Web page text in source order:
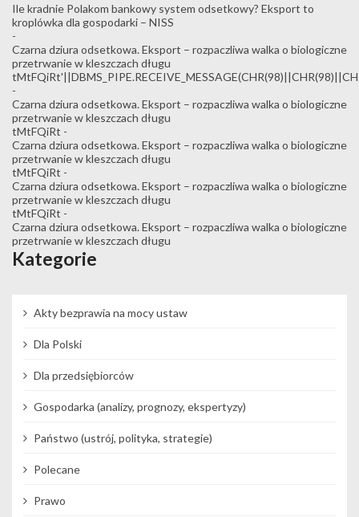
Ile kradnie Polakom bankowy system odsetkowy? Eksport to
kroplówka dla gospodarki – NISS
-
Czarna dziura odsetkowa. Eksport – rozpaczliwa walka o biologiczne
przetrwanie w kleszczach długu
-
Czarna dziura odsetkowa. Eksport – rozpaczliwa walka o biologiczne
przetrwanie w kleszczach długu
tMtFQiRt -
Czarna dziura odsetkowa. Eksport – rozpaczliwa walka o biologiczne
przetrwanie w kleszczach długu
tMtFQiRt -
Czarna dziura odsetkowa. Eksport – rozpaczliwa walka o biologiczne
przetrwanie w kleszczach długu
tMtFQiRt -
Czarna dziura odsetkowa. Eksport – rozpaczliwa walka o biologiczne
przetrwanie w kleszczach długu
Kategorie
Akty bezprawia na mocy ustaw
Dla Polski
Dla przedsiębiorców
Gospodarka (analizy, prognozy, ekspertyzy)
Państwo (ustrój, polityka, strategie)
Polecane
Prawo